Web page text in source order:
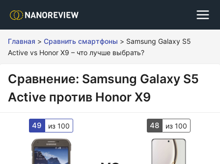
Главная > Сравнить смартфоны > Samsung Galaxy S5
Active vs Honor X9 – что лучше выбрать?
Сравнение: Samsung Galaxy S5
Active против Honor X9
49 из 100 48 из 100